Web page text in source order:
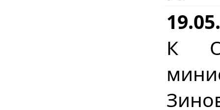
К